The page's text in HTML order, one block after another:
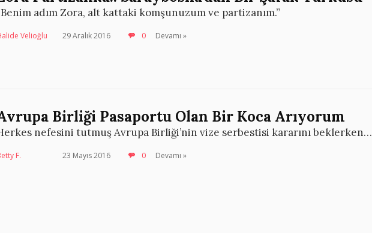
adım Zora, alt kattaki komşunuzum ve partizanım.”
Velioğlu 29 Aralık 2016 0 Devamı »
Birliği Pasaportu Olan Bir Koca Arıyorum
nefesini tutmuş Avrupa Birliği’nin vize serbestisi kararını beklerken…
F. 23 Mayıs 2016 0 Devamı »